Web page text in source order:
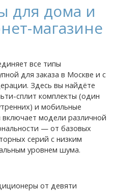
для дома и
магазине
все типы
для заказа в Москве и с
Здесь вы найдёте
сплит комплекты (один
и мобильные
модели различной
— от базовых
серий с низким
уровнем шума.
от девяти